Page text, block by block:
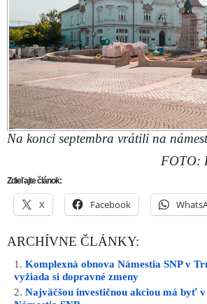
Na konci septembra vrátili na
FOTO:
Zdieľajte článok:
X Facebook
ARCHÍVNE ČLÁNKY:
Komplexná obnova Námestia SNP v
vyžiada si dopravné zmeny
Najväčšou investičnou akciou má byť